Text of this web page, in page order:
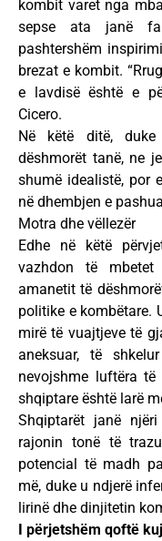
kombit varet nga
sepse ata janë
pashtershëm
brezat e kombit.
e lavdisë është e
Cicero.
Në këtë ditë,
dëshmorët tanë, ne
shumë idealistë, por
në dhembjen e
Motra dhe vëllezër
Edhe në këtë
vazhdon të
amanetit të
politike e kombëtare.
mirë të vuajtjeve të
aneksuar, të
nevojshme luftëra
shqiptare është larë
Shqiptarët janë
rajonin tonë të
potencial të madh
më, duke u ndjerë
lirinë dhe dinjitetin
I përjetshëm qoftë